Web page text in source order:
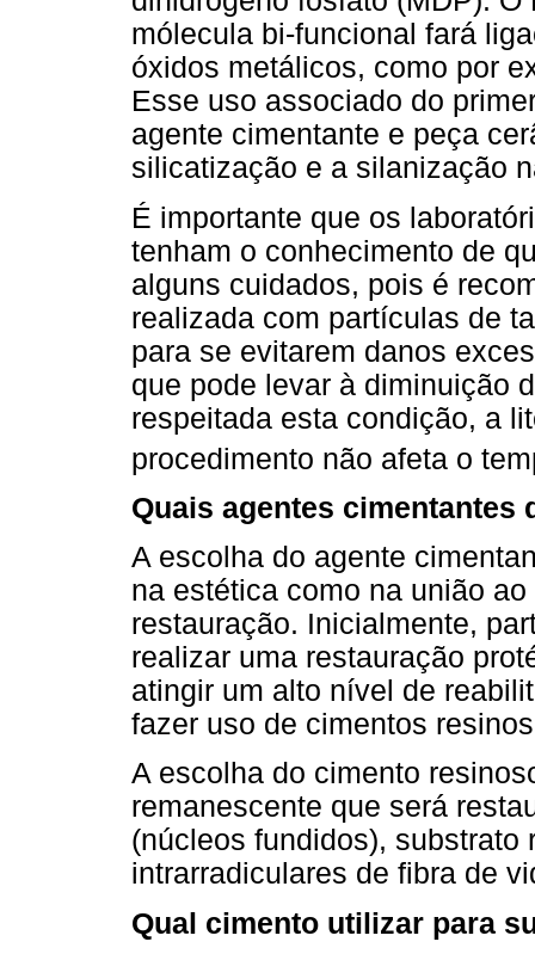
mólecula bi-funcional fará
óxidos metálicos, como por
Esse uso associado do
agente cimentante e peça
silicatização e a silanização
É importante que os
tenham o conhecimento de
alguns cuidados, pois é
realizada com partículas de
para se evitarem danos
que pode levar à diminuição
respeitada esta condição, a
procedimento não afeta o
Quais agentes cimentantes
A escolha do agente
na estética como na união
restauração. Inicialmente,
realizar uma restauração
atingir um alto nível de
fazer uso de cimentos
A escolha do cimento
remanescente que será
(núcleos fundidos), substrato
intrarradiculares de fibra de
Qual cimento utilizar para